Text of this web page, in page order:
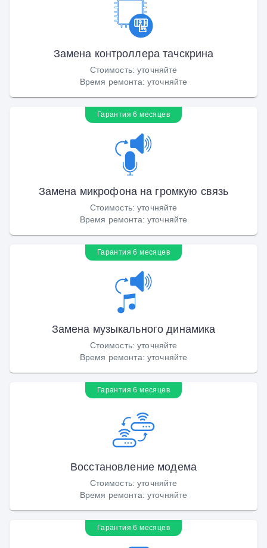
Замена контроллера тачскрина
Стоимость:уточняйте
Время ремонта: уточняйте
Гарантия 6 месяцев
Замена микрофона на громкую связь
Стоимость:уточняйте
Время ремонта: уточняйте
Гарантия 6 месяцев
Замена музыкального динамика
Стоимость:уточняйте
Время ремонта: уточняйте
Гарантия 6 месяцев
Восстановление модема
Стоимость:уточняйте
Время ремонта: уточняйте
Гарантия 6 месяцев